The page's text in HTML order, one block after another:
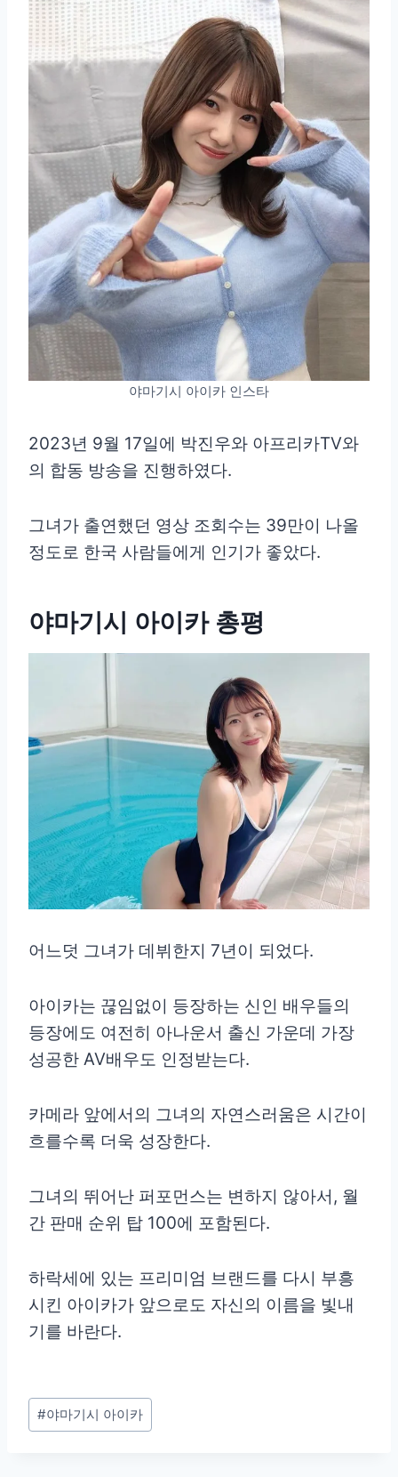
야마기시 아이카 인스타
2023년 9월 17일에 박진우와 아프리카TV와
의 합동 방송을 진행하였다.
그녀가 출연했던 영상 조회수는 39만이 나올
정도로 한국 사람들에게 인기가 좋았다.
야마기시 아이카 총평
어느덧 그녀가 데뷔한지 7년이 되었다.
아이카는 끊임없이 등장하는 신인 배우들의
등장에도 여전히 아나운서 출신 가운데 가장
성공한 AV배우도 인정받는다.
카메라 앞에서의 그녀의 자연스러움은 시간이
흐를수록 더욱 성장한다.
그녀의 뛰어난 퍼포먼스는 변하지 않아서, 월
간 판매 순위 탑 100에 포함된다.
하락세에 있는 프리미엄 브랜드를 다시 부흥
시킨 아이카가 앞으로도 자신의 이름을 빛내
기를 바란다.
Post
Tags:
#야마기시 아이카